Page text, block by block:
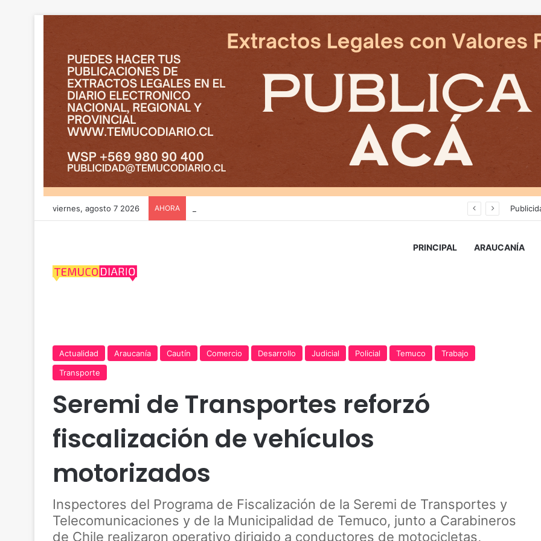
viernes, agosto 7 2026 AHORA
PRINCIPAL ARAUCANÍA
Actualidad Araucanía Cautín Comercio Desarrollo Judicial Policial Temuco
Trabajo
Transporte
Seremi de Transportes reforzó
fiscalización de vehículos
motorizados
Inspectores del Programa de Fiscalización de la Seremi de Transportes y
Telecomunicaciones y de la Municipalidad de Temuco, junto a Carabineros
de Chile realizaron operativo dirigido a conductores de motocicletas,